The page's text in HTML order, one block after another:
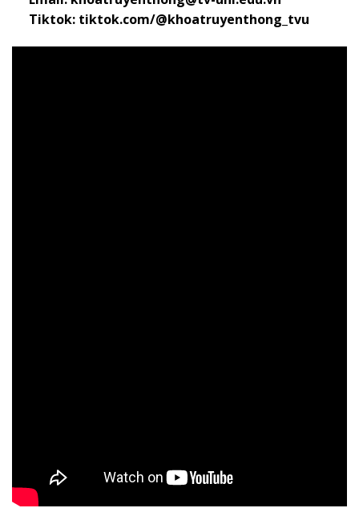
Tiktok: tiktok.com/@khoatruyenthong_tvu